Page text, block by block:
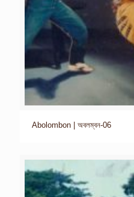
Abolombon | অবলম্বন-06